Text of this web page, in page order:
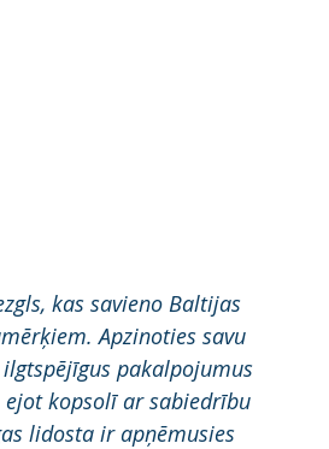
kas savieno Baltijas
Apzinoties savu
pakalpojumus
kopsolī ar sabiedrību
lidosta ir apņēmusies